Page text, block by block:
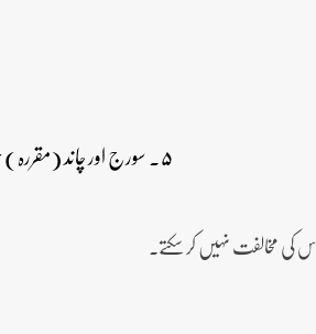
۵۔ سورج اور چاند (مقررہ) حساب کے تحت ہیں۔